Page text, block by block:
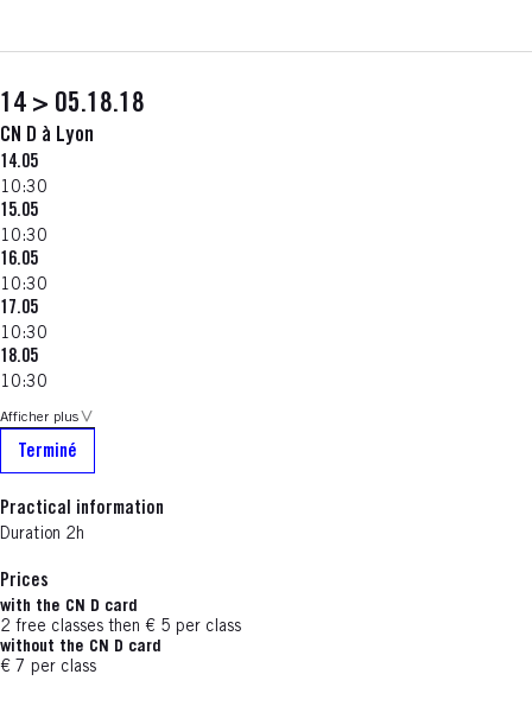
14 > 05.18.18
CN D à Lyon
14.05
10:30
15.05
10:30
16.05
10:30
17.05
10:30
18.05
10:30
Afficher plus
Terminé
Practical information
Duration 2h
Prices
with the CN D card
2 free classes then € 5 per class
without the CN D card
€ 7 per class